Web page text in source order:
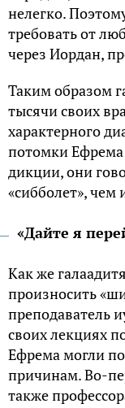
нелегко.
требовать от
через Иордан,
Таким образом
тысячи своих
характерного
потомки
дикции, они
«сибболет», чем
«Дайте я
Как же
произносить
преподаватель
своих лекциях
Ефрема могли
причинам. Во-
также